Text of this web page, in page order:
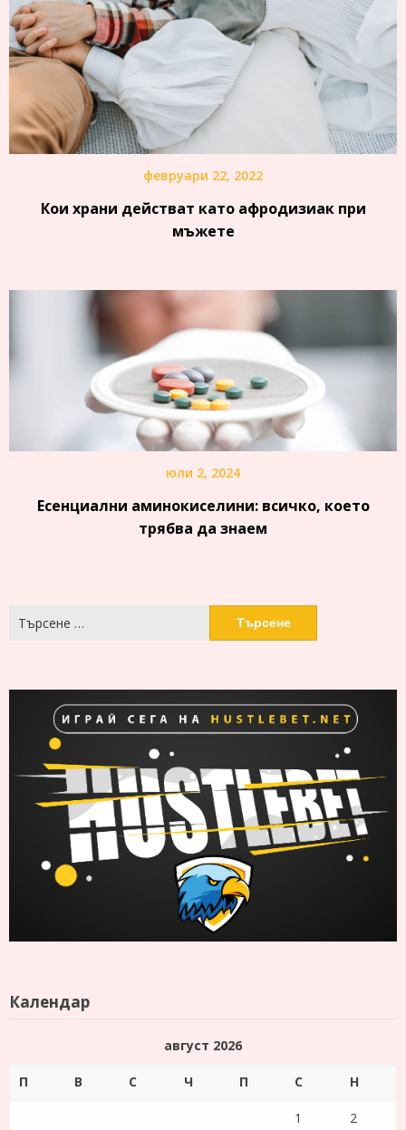
февруари 22, 2022
Кои храни действат като афродизиак при
мъжете
юли 2, 2024
Есенциални аминокиселини: всичко, което
трябва да знаем
за:
Календар
август 2026
П В С Ч П С Н
1 2